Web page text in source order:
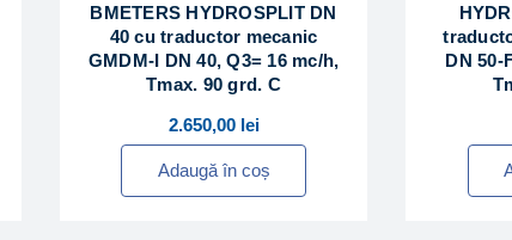
BMETERS HYDROSPLIT DN
40 cu traductor mecanic
GMDM-I DN 40, Q3= 16 mc/h,
Tmax. 90 grd. C
2.650,00 lei
Adaugă în coș
DN 50-